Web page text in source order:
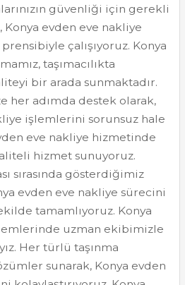
güvenliği için gerekli
evden eve nakliye
çalışıyoruz. Konya
taşımacılıkta
bir arada sunmaktadır.
her adımda destek olarak,
işlemlerini sorunsuz hale
eve nakliye hizmetinde
hizmet sunuyoruz.
sırasında gösterdiğimiz
evden eve nakliye sürecini
tamamlıyoruz. Konya
uzman ekibimizle
Her türlü taşınma
sunarak, Konya evden